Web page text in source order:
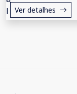
Ver detalhes